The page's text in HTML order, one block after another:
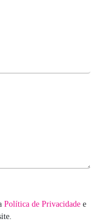
Política de Privacidade e